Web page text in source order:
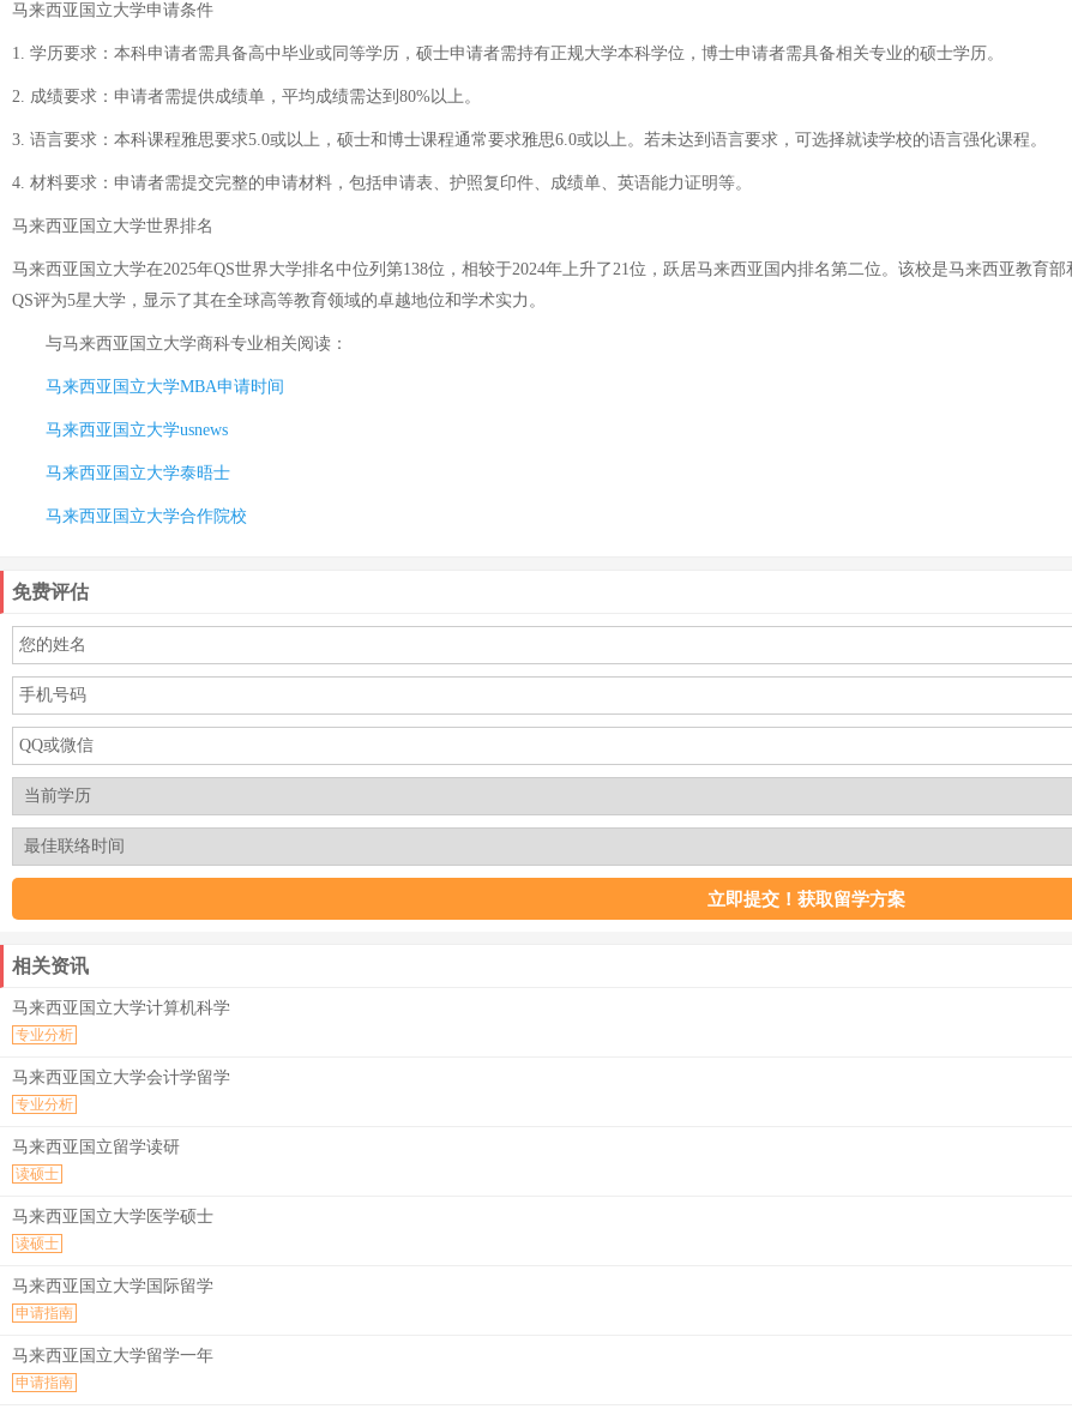
马来西亚国立大学申请条件
1. 学历要求：本科申请者需具备高中毕业或同等学历，硕士申请者需持有正规大学本科学位，博士申请者需具备相关专业的硕士学历。
2. 成绩要求：申请者需提供成绩单，平均成绩需达到80%以上。
3. 语言要求：本科课程雅思要求5.0或以上，硕士和博士课程通常要求雅思6.0或以上。若未达到语言要求，可选择就读学校的语言强化课程。
4. 材料要求：申请者需提交完整的申请材料，包括申请表、护照复印件、成绩单、英语能力证明等。
马来西亚国立大学世界排名
马来西亚国立大学在2025年QS世界大学排名中位列第138位，相较于2024年上升了21位，跃居马来西亚国内排名第二位。该校是马来西亚教育
QS评为5星大学，显示了其在全球高等教育领域的卓越地位和学术实力。
与马来西亚国立大学商科专业相关阅读：
马来西亚国立大学MBA申请时间
马来西亚国立大学usnews
马来西亚国立大学泰晤士
马来西亚国立大学合作院校
免费评估
相关资讯
马来西亚国立大学计算机科学
专业分析
马来西亚国立大学会计学留学
专业分析
马来西亚国立留学读研
读硕士
马来西亚国立大学医学硕士
读硕士
马来西亚国立大学国际留学
申请指南
马来西亚国立大学留学一年
申请指南